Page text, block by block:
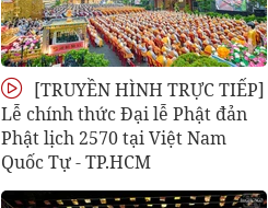
[TRUYỀN HÌNH TRỰC TIẾP]
Lễ chính thức Đại lễ Phật đản
Phật lịch 2570 tại Việt Nam
Quốc Tự - TP.HCM